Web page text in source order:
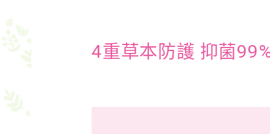
4重草本防護 抑菌